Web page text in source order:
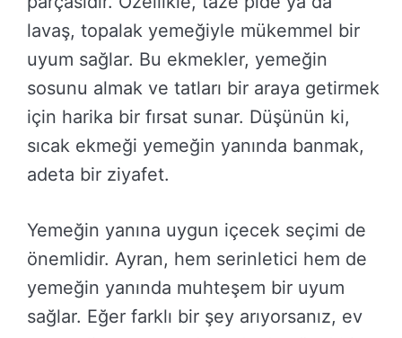
lavaş, topalak yemeğiyle mükemmel bir
uyum sağlar. Bu ekmekler, yemeğin
sosunu almak ve tatları bir araya getirmek
için harika bir fırsat sunar. Düşünün ki,
sıcak ekmeği yemeğin yanında banmak,
adeta bir ziyafet.
Yemeğin yanına uygun içecek seçimi de
önemlidir. Ayran, hem serinletici hem de
yemeğin yanında muhteşem bir uyum
sağlar. Eğer farklı bir şey arıyorsanız, ev